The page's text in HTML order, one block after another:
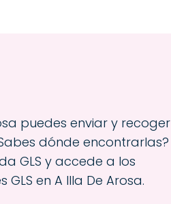
puedes enviar y recoger
dónde encontrarlas?
GLS y accede a los
en A Illa De Arosa.